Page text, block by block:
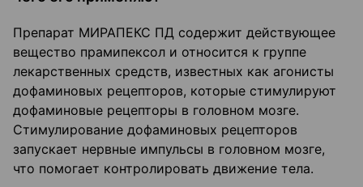
Препарат МИРАПЕКС ПД содержит действующее
вещество прамипексол и относится к группе
лекарственных средств, известных как агонисты
дофаминовых рецепторов, которые стимулируют
дофаминовые рецепторы в головном мозге.
Стимулирование дофаминовых рецепторов
запускает нервные импульсы в головном мозге,
что помогает контролировать движение тела.